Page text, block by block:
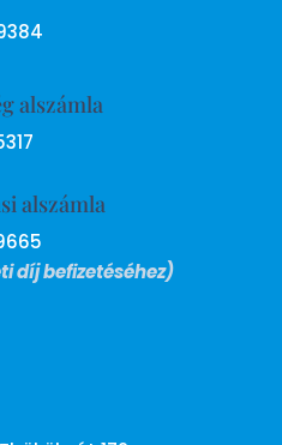
alszámla
alszámla
díj befizetéséhez)